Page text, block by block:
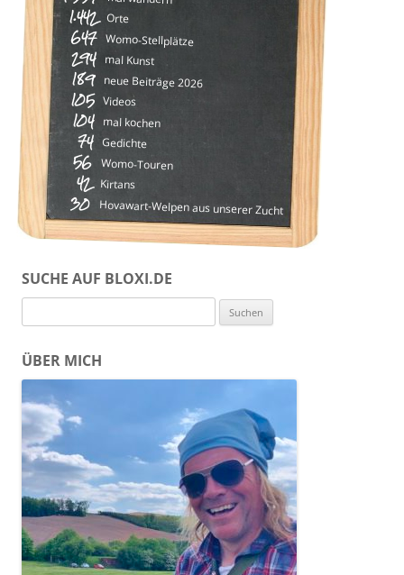
1.442 Orte
647 Womo-Stellplätze
294 mal Kunst
189 neue Beiträge 2026
105 Videos
104 mal kochen
74 Gedichte
56 Womo-Touren
42 Kirtans
30 Hovawart-Welpen aus unserer Zucht
SUCHE AUF BLOXI.DE
nach:
ÜBER MICH